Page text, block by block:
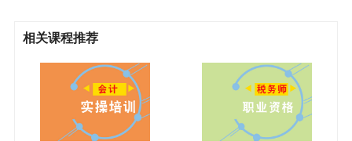
相关课程推荐